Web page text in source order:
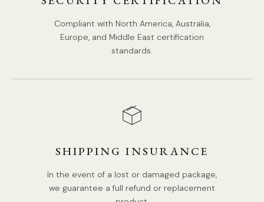
Dia 204cm x H 112cm / ∅ 80.3″ x H 44″
Compliant with North America, Australia,
Europe, and Middle East certification
standards.
SHIPPING INSURANCE
In the event of a lost or damaged package,
we guarantee a full refund or replacement